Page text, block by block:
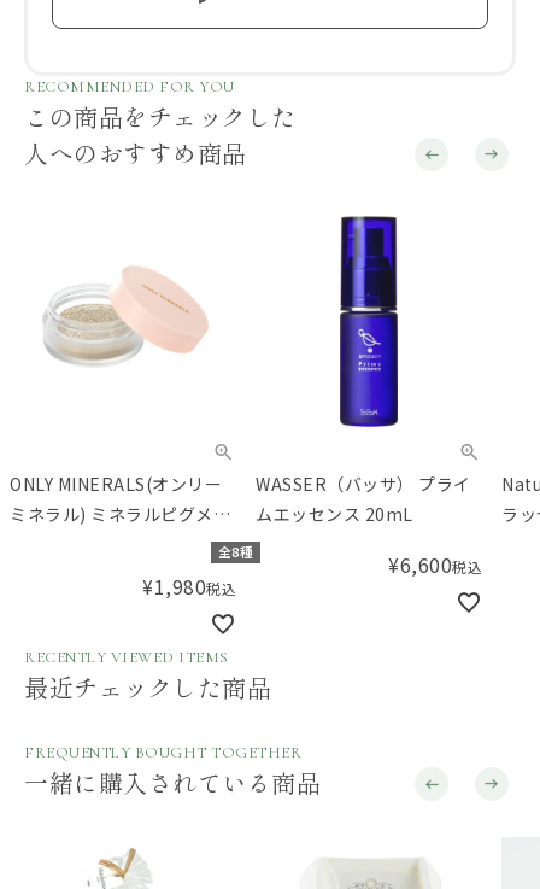
RECOMMENDED FOR YOU
この商品をチェックした
人へのおすすめ商品
ONLY MINERALS(オンリー
ミネラル) ミネラルピグメン
全8種
¥1,980税込
WASSER（バッサ） プライ
ムエッセンス 20mL
¥6,600税込
ラ
RECENTLY VIEWED ITEMS
最近チェックした商品
FREQUENTLY BOUGHT TOGETHER
一緒に購入されている商品